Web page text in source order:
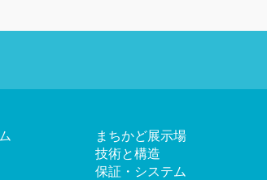
まちかど展示場
技術と構造
保証・システム